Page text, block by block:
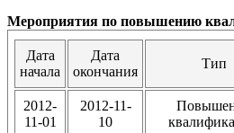
Мероприятия по повышению
Дата
начала
Дата
окончания
Тип
2012-
11-01
2012-11-
10